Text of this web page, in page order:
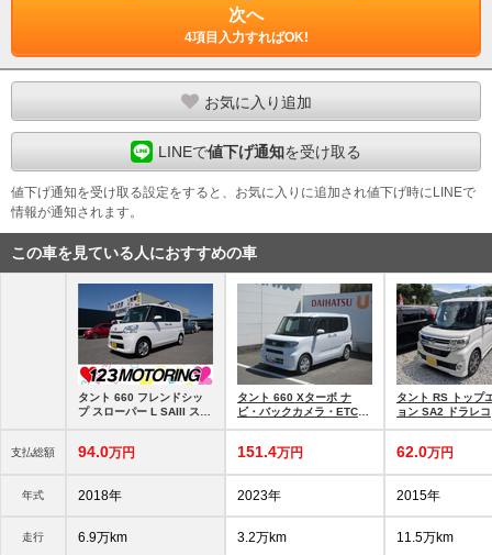
次へ
4項目入力すればOK!
お気に入り追加
LINEで値下げ通知を受け取る
値下げ通知を受け取る設定をすると、お気に入りに追加され値下げ時にLINEで
情報が通知されます。
この車を見ている人におすすめの車
支払総額
年式
走行
タント 660 フレンドシッ
プ スローパー L SAIII スロ
94.0万円
2018年
6.9万km
タント 660 Xターボ ナ
ビ・バックカメラ・ETC・
151.4万円
2023年
3.2万km
タント RS トップ
ョン SA2 ドラレコ
62.0万円
2015年
11.5万km